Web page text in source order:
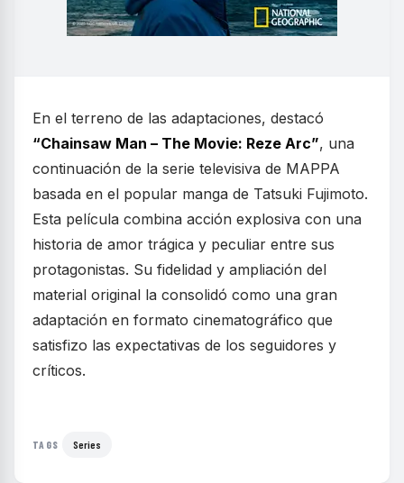
En el terreno de las adaptaciones, destacó
“Chainsaw Man – The Movie: Reze Arc”, una
continuación de la serie televisiva de MAPPA
basada en el popular manga de Tatsuki Fujimoto.
Esta película combina acción explosiva con una
historia de amor trágica y peculiar entre sus
protagonistas. Su fidelidad y ampliación del
material original la consolidó como una gran
adaptación en formato cinematográfico que
satisfizo las expectativas de los seguidores y
críticos.
TAGS Series